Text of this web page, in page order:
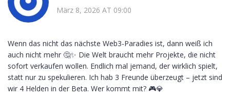
März 8, 2026 AT 09:00
Wenn das nicht das nächste Web3-Paradies ist, dann weiß ich
auch nicht mehr 🤔✨ Die Welt braucht mehr Projekte, die nicht
sofort verkaufen wollen. Endlich mal jemand, der wirklich spielt,
statt nur zu spekulieren. Ich hab 3 Freunde überzeugt – jetzt sind
wir 4 Helden in der Beta. Wer kommt mit? 🎮💎